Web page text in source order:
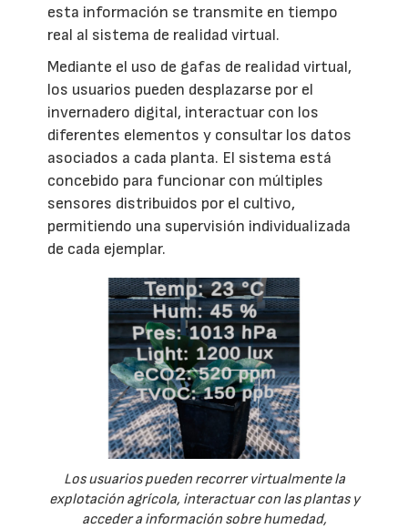
esta información se transmite en tiempo
real al sistema de realidad virtual.
Mediante el uso de gafas de realidad virtual,
los usuarios pueden desplazarse por el
invernadero digital, interactuar con los
diferentes elementos y consultar los datos
asociados a cada planta. El sistema está
concebido para funcionar con múltiples
sensores distribuidos por el cultivo,
permitiendo una supervisión individualizada
de cada ejemplar.
Los usuarios pueden recorrer virtualmente la
explotación agrícola, interactuar con las plantas y
acceder a información sobre humedad,